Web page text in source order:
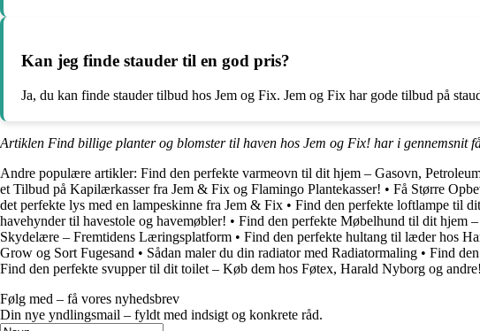
Kan jeg finde stauder til en god pris?
Ja, du kan finde stauder tilbud hos Jem og Fix. Jem og Fix har gode tilbud på
Artiklen Find billige planter og blomster til haven hos Jem og Fix! har i gennemsnit
Andre populære artikler: Find den perfekte varmeovn til dit hjem – Gasovn,
et Tilbud på Kapilærkasser fra Jem & Fix og Flamingo Plantekasser! • Få Større
det perfekte lys med en lampeskinne fra Jem & Fix • Find den perfekte loftlampe til
havehynder til havestole og havemøbler! • Find den perfekte Møbelhund til dit hjem
Skydelære – Fremtidens Læringsplatform • Find den perfekte hultang til læder hos
Grow og Sort Fugesand • Sådan maler du din radiator med Radiatormaling • Find
Find den perfekte svupper til dit toilet – Køb dem hos Føtex, Harald Nyborg og andre!
Følg med – få vores nyhedsbrev
Din nye yndlingsmail – fyldt med indsigt og konkrete råd.